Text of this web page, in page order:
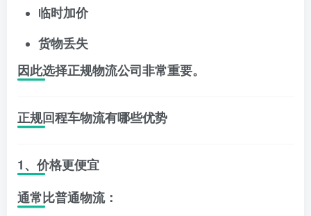
临时加价
货物丢失
因此选择正规物流公司非常重要。
正规回程车物流有哪些优势
1、价格更便宜
通常比普通物流：